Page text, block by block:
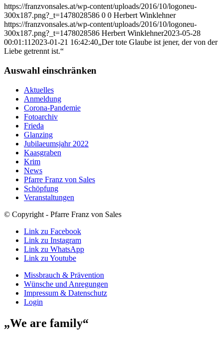
https://franzvonsales.at/wp-content/uploads/2016/10/logoneu-
300x187.png?_t=1478028586 0 0 Herbert Winklehner
https://franzvonsales.at/wp-content/uploads/2016/10/logoneu-
300x187.png?_t=1478028586 Herbert Winklehner2023-05-28
00:01:11 2023-01-21 16:42:40„Der tote Glaube ist jener, der von der
Liebe getrennt ist.“
Auswahl einschränken
Aktuelles
Anmeldung
Corona-Pandemie
Fotoarchiv
Frieda
Glanzing
Jubilaeumsjahr 2022
Kaasgraben
Krim
News
Pfarre Franz von Sales
Schöpfung
Veranstaltungen
© Copyright - Pfarre Franz von Sales
Link zu Facebook
Link zu Instagram
Link zu WhatsApp
Link zu Youtube
Missbrauch & Prävention
Wünsche und Anregungen
Impressum & Datenschutz
Login
„We are family“